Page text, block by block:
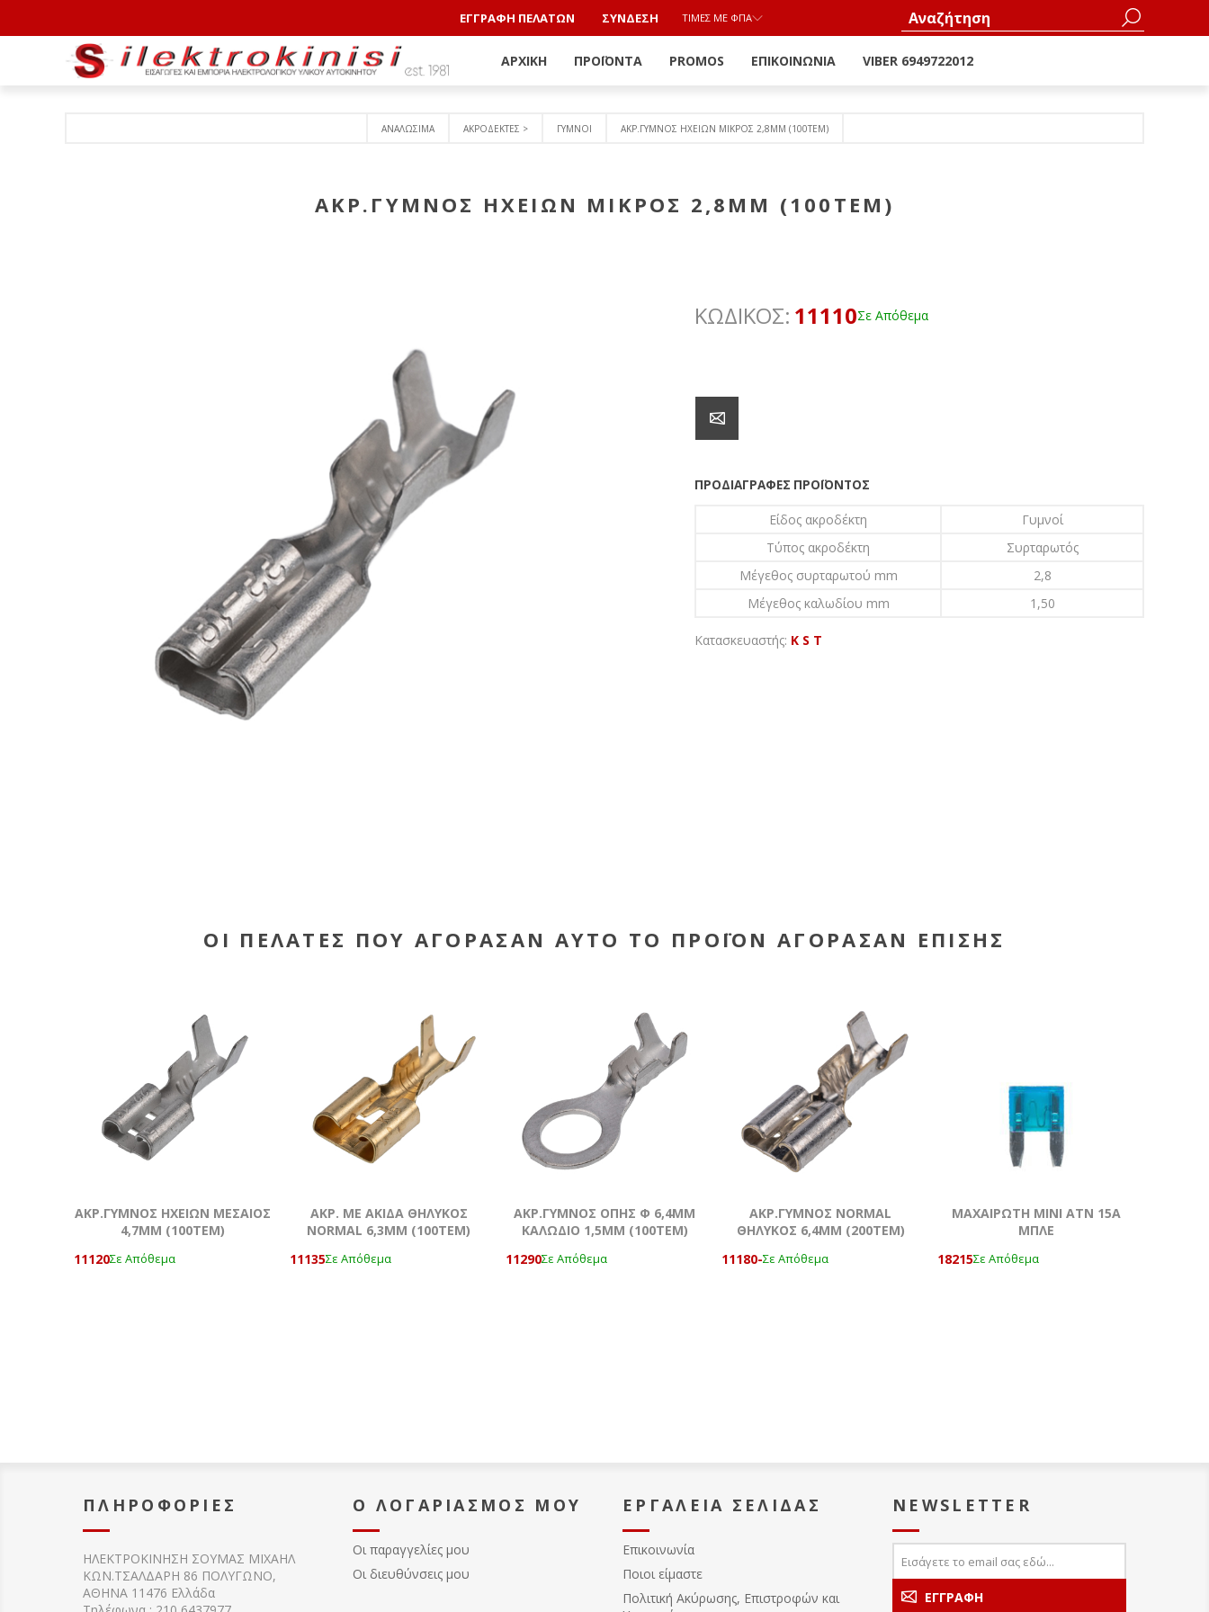
ΕΓΓΡΑΦΗ ΠΕΛΑΤΩΝ ΣΎΝΔΕΣΗ ΤΙΜΈΣ ΜΕ ΦΠΑ
ΑΡΧΙΚΉ ΠΡΟΪΌΝΤΑ PROMOS ΕΠΙΚΟΙΝΩΝΊΑ VIBER 6949722012
ΑΝΑΛΩΣΙΜΑ ΑΚΡΟΔΕΚΤΕΣ > ΓΥΜΝΟΙ ΑΚΡ.ΓΥΜΝΟΣ ΗΧΕΙΩΝ ΜΙΚΡΟΣ 2,8ΜΜ (100ΤΕΜ)
ΑΚΡ.ΓΥΜΝΟΣ ΗΧΕΙΩΝ ΜΙΚΡΟΣ 2,8ΜΜ (100ΤΕΜ)
ΚΩΔΙΚΟΣ: 11110Σε Απόθεμα
ΠΡΟΔΙΑΓΡΑΦΈΣ ΠΡΟΪΌΝΤΟΣ
Είδος ακροδέκτη
Γυμνoί
Τύπος ακροδέκτη
Συρταρωτός
Μέγεθος συρταρωτού mm
2,8
Μέγεθος καλωδίου mm
1,50
Κατασκευαστής: K S T
ΟΙ ΠΕΛΆΤΕΣ ΠΟΥ ΑΓΌΡΑΣΑΝ ΑΥΤΌ ΤΟ ΠΡΟΪΌΝ ΑΓΌΡΑΣΑΝ ΕΠΊΣΗΣ
ΑΚΡ.ΓΥΜΝΟΣ ΗΧΕΙΩΝ ΜΕΣΑΙΟΣ
4,7ΜΜ (100ΤΕΜ)
11120Σε Απόθεμα
AKΡ. ΜΕ ΑΚΙΔΑ ΘΗΛΥΚΟΣ
NORMAL 6,3ΜΜ (100ΤΕΜ)
11135Σε Απόθεμα
ΑΚΡ.ΓΥΜΝΟΣ ΟΠΗΣ Φ 6,4MM
ΚΑΛΩΔΙΟ 1,5ΜΜ (100ΤΕΜ)
11290Σε Απόθεμα
ΑΚΡ.ΓΥΜΝΟΣ NORMAL
ΘΗΛΥΚΟΣ 6,4ΜΜ (200ΤΕΜ)
11180-Σε Απόθεμα
ΜΑΧΑΙΡΩΤΗ ΜΙΝΙ ATN 15Α
ΜΠΛΕ
18215Σε Απόθεμα
ΠΛΗΡΟΦΟΡΊΕΣ
ΗΛΕΚΤΡΟΚΙΝΗΣΗ ΣΟΥΜΑΣ MIXAHΛ
ΚΩΝ.ΤΣΑΛΔΑΡΗ 86 ΠΟΛΥΓΩΝΟ,
ΑΘΗΝΑ 11476 Ελλάδα
Ο ΛΟΓΑΡΙΑΣΜΌΣ ΜΟΥ
Οι παραγγελίες μου
Οι διευθύνσεις μου
ΕΡΓΑΛΕΊΑ ΣΕΛΊΔΑΣ
Επικοινωνία
Ποιοι είμαστε
Πολιτική Ακύρωσης, Eπιστροφών και
NEWSLETTER